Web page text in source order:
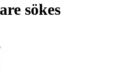
sökes